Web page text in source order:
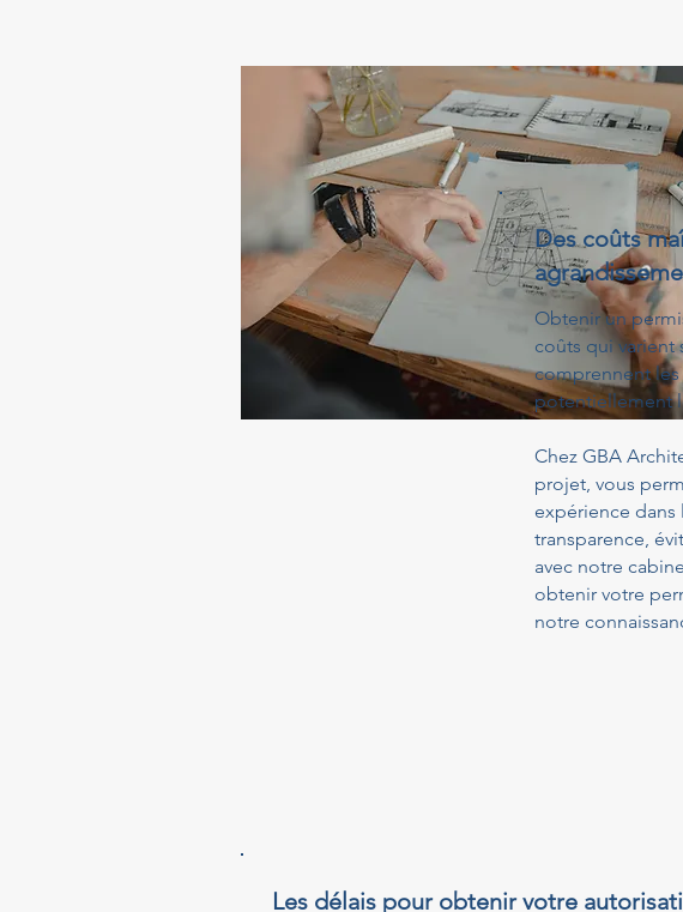
Des coûts
Obtenir un
coûts qui
comprennent
potentiellement
Chez GBA
projet, vous
expérience dans
transparence,
avec notre
obtenir votre
notre
Les délais pour obtenir votre